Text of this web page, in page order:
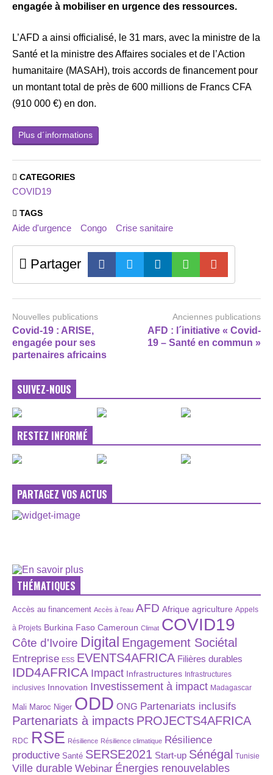
engagée à mobiliser en urgence des ressources.
L’AFD a ainsi officialisé, le 31 mars, avec la ministre de la
Santé et la ministre des Affaires sociales et de l’Action
humanitaire (MASAH), trois accords de financement pour
un montant total de près de 600 millions de Francs CFA
(910 000 €) en don.
Plus d´informations
CATEGORIES
COVID19
TAGS
Aide d'urgence Congo Crise sanitaire
Partager
Nouvelles publications
Covid-19 : ARISE,
engagée pour ses
partenaires africains
Anciennes publications
AFD : l´initiative « Covid-
19 – Santé en commun »
SUIVEZ-NOUS
RESTEZ INFORMÉ
PARTAGEZ VOS ACTUS
THÉMATIQUES
Accès au financement Accès à l’eau AFD Afrique agriculture Appels
à Projets Burkina Faso Cameroun Climat COVID19
Côte d'Ivoire Digital Engagement Sociétal
Entreprise ESS EVENTS4AFRICA Filières durables
IDD4AFRICA Impact Infrastructures Infrastructures
inclusives Innovation Investissement à impact Madagascar
Mali Maroc Niger ODD ONG Partenariats inclusifs
Partenariats à impacts PROJECTS4AFRICA
RDC RSE Résilience Résilience climatique Résilience
productive Santé SERSE2021 Start-up Sénégal Tunisie
Ville durable Webinar Énergies renouvelables